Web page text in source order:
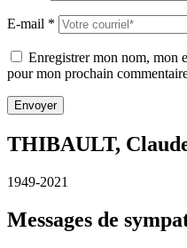
E-mail *
Enregistrer mon nom, mon
pour mon prochain
THIBAULT,
1949-2021
Messages de